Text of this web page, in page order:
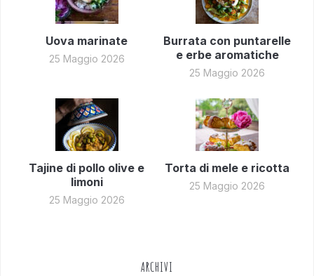
Uova marinate
25 Maggio 2026
Burrata con puntarelle
e erbe aromatiche
25 Maggio 2026
Tajine di pollo olive e
limoni
25 Maggio 2026
Torta di mele e ricotta
25 Maggio 2026
ARCHIVI